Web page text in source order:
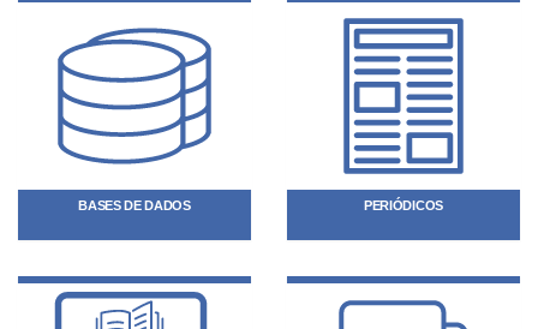
BASES DE DADOS PERIÓDICOS